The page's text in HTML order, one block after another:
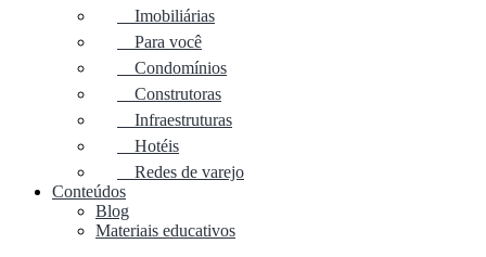
Imobiliárias
Para você
Condomínios
Construtoras
Infraestruturas
Hotéis
Redes de varejo
Conteúdos
Blog
Materiais educativos